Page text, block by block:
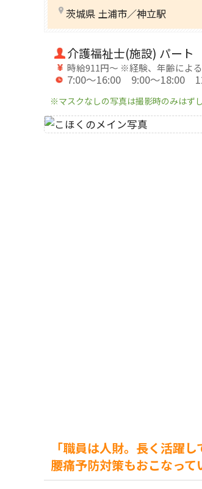
茨城県 土浦市／神立駅
介護福祉士(施設) パート
時給911円～ ※経験、年齢によ
7:00～16:00 9:00～18:00
※マスクなしの写真は撮影時のみはずし
「職員は人財。長く活躍
腰痛予防対策もおこなって